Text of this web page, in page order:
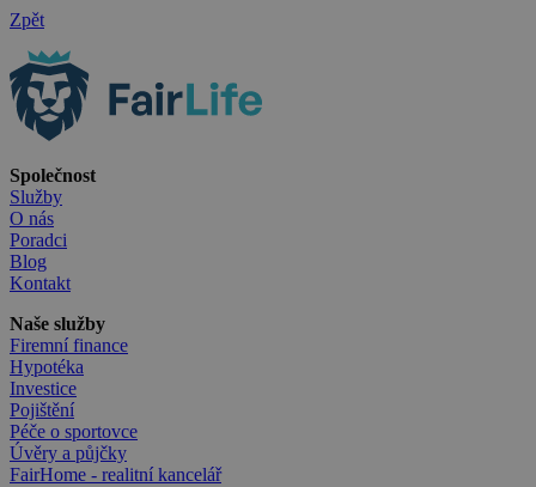
Zpět
Společnost
Služby
O nás
Poradci
Blog
Kontakt
Naše služby
Firemní finance
Hypotéka
Investice
Pojištění
Péče o sportovce
Úvěry a půjčky
FairHome - realitní kancelář